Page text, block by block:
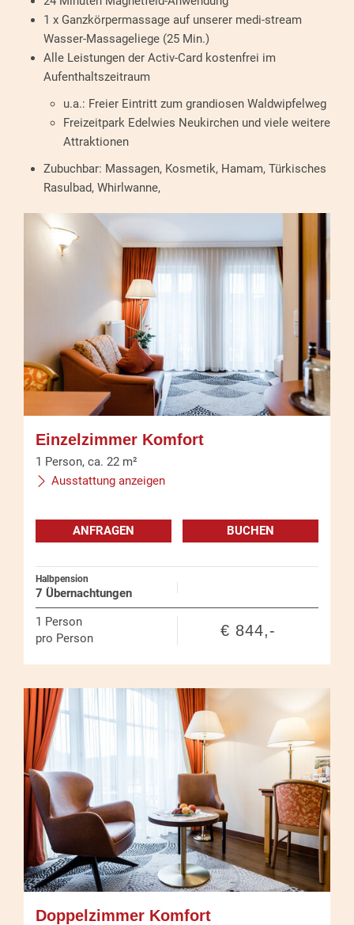
1 x Ganzkörpermassage auf unserer medi-stream
Wasser-Massageliege (25 Min.)
Alle Leistungen der Activ-Card kostenfrei im
Aufenthaltszeitraum
u.a.: Freier Eintritt zum grandiosen Waldwipfelweg
Freizeitpark Edelwies Neukirchen und viele weitere
Attraktionen
Zubuchbar: Massagen, Kosmetik, Hamam, Türkisches
Rasulbad, Whirlwanne,
Einzelzimmer Komfort
1 Person, ca. 22 m²
Ausstattung anzeigen
ANFRAGEN BUCHEN
Halbpension
7 Übernachtungen
1 Person
pro Person
€ 844,-
Doppelzimmer Komfort